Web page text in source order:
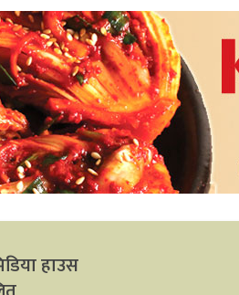
हाउस